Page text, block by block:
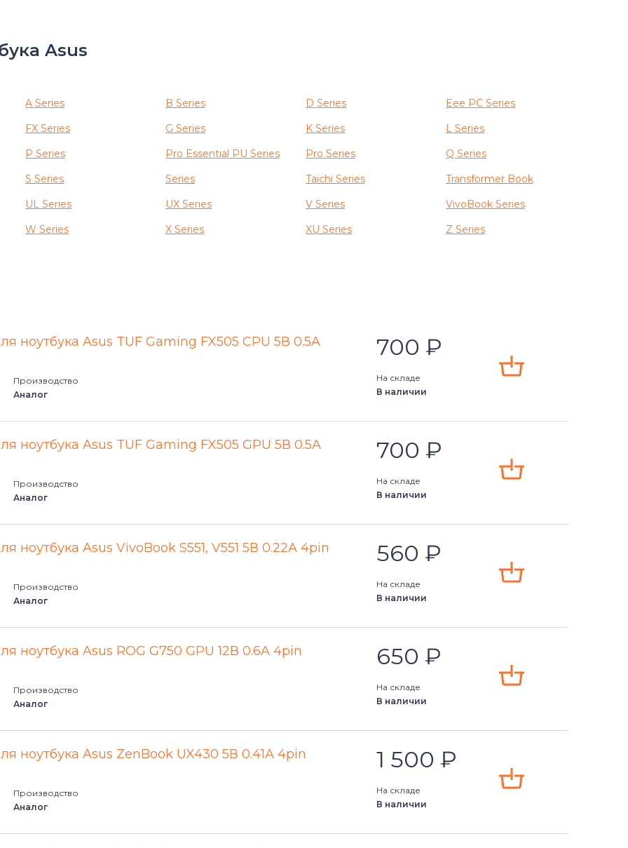
Asus
A Series B Series D Series
Eee PC Series
FX Series G Series K Series
L Series
P Series Pro Essential PU Series Pro Series
Q Series
S Series Series Taichi Series
Transformer Book
UL Series UX Series V Series
VivoBook Series
W Series X Series XU Series
Z Series
ноутбука Asus TUF Gaming FX505 CPU 5В 0.5A
Производство
Аналог
700 ₽
На складе
В наличии
ноутбука Asus TUF Gaming FX505 GPU 5В 0.5A
Производство
Аналог
700 ₽
На складе
В наличии
ноутбука Asus VivoBook S551, V551 5В 0.22A 4pin
Производство
Аналог
560 ₽
На складе
В наличии
ноутбука Asus ROG G750 GPU 12В 0.6A 4pin
Производство
Аналог
650 ₽
На складе
В наличии
ноутбука Asus ZenBook UX430 5В 0.41A 4pin
Производство
Аналог
1 500 ₽
На складе
В наличии